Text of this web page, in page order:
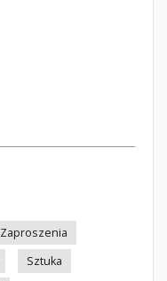
Zaproszenia
Sztuka